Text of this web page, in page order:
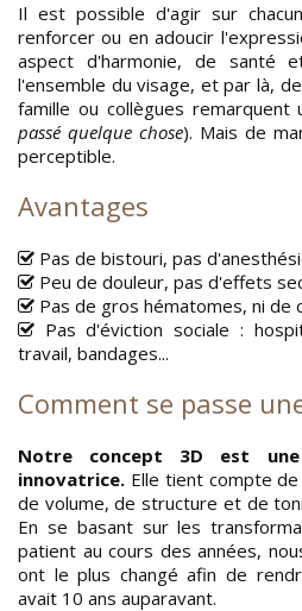
Il est possible d'agir sur
renforcer ou en adoucir
aspect d'harmonie, de santé
l'ensemble du visage, et par là,
famille ou collègues remarquent
passé quelque chose). Mais de
perceptible.
Avantages
Pas de bistouri, pas
Peu de douleur, pas d'effets
Pas de gros hématomes, ni de
Pas d'éviction sociale :
travail, bandages...
Comment se passe
Notre concept 3D est
innovatrice. Elle tient compte
de volume, de structure et de
En se basant sur les
patient au cours des années,
ont le plus changé afin de
avait 10 ans auparavant.